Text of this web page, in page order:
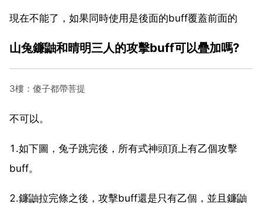
現在不能了，如果同時使用是後面的buff覆蓋前面的
山兔鐮鼬和晴明三人的攻擊buff可以疊加嗎?
3樓：傻子都帶菩提
不可以。
1.如下圖，兔子跳完後，所有式神頭頂上有乙個攻擊
buff。
2.鐮鼬拉完條之後，攻擊buff還是只有乙個，並且鐮鼬